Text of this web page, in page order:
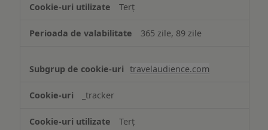
Terț
365 zile, 89 zile
travelaudience.com
_tracker
Terț